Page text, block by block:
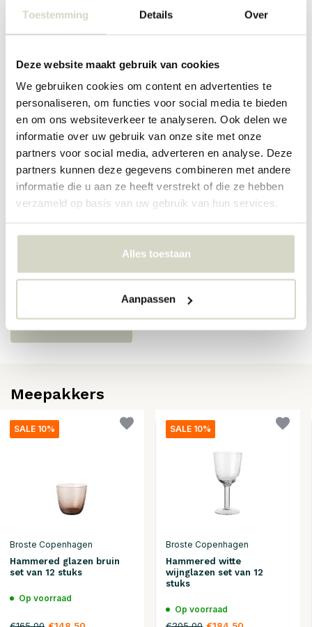
Toestemming Details Over
Deze website maakt gebruik van cookies
We gebruiken cookies om content en advertenties te
personaliseren, om functies voor social media te bieden
en om ons websiteverkeer te analyseren. Ook delen we
informatie over uw gebruik van onze site met onze
partners voor social media, adverteren en analyse. Deze
partners kunnen deze gegevens combineren met andere
informatie die u aan ze heeft verstrekt of die ze hebben
verzameld op basis van uw gebruik van hun services.
Alles toestaan
Aanpassen
Gemaakt van aardewerk. Afmeting Ø26x2,5cm
Afmeting: diameter 26 x hoogte 2,5cm
Kleur: zwart, wit
PRODUCTSPECIFICATIES
Artikelnummer 14533559
SKU
EAN 5710688327294
Meepakkers
SALE 10%
Broste Copenhagen
Hammered glazen bruin
set van 12 stuks
Op voorraad
SALE 10%
Broste Copenhagen
Hammered witte
wijnglazen set van 12
stuks
Op voorraad